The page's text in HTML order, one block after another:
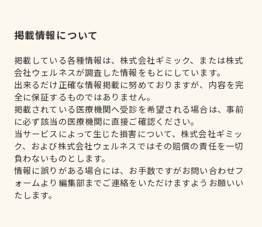
掲載情報について
掲載している各種情報は、株式会社ギミック、または株式
会社ウェルネスが調査した情報をもとにしています。
出来るだけ正確な情報掲載に努めておりますが、内容を完
全に保証するものではありません。
掲載されている医療機関へ受診を希望される場合は、事前
に必ず該当の医療機関に直接ご確認ください。
当サービスによって生じた損害について、株式会社ギミッ
ク、および株式会社ウェルネスではその賠償の責任を一切
負わないものとします。
情報に誤りがある場合には、お手数ですがお問い合わせフ
ォームより編集部までご連絡をいただけますようお願いい
たします。